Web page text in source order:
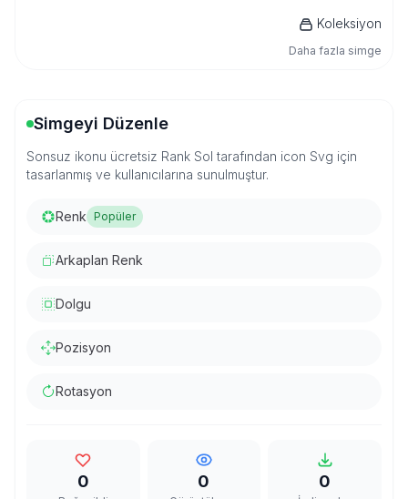
Koleksiyon
Daha fazla simge
Simgeyi Düzenle
Sonsuz ikonu ücretsiz Rank Sol tarafından icon Svg için
tasarlanmış ve kullanıcılarına sunulmuştur.
Renk Popüler
Arkaplan Renk
Dolgu
Pozisyon
Rotasyon
0 0 0